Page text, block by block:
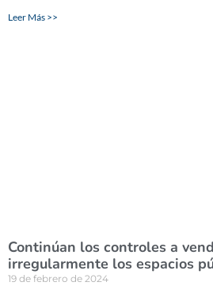
Leer Más >>
Continúan los controles a
irregularmente los espacios
19 de febrero de 2024